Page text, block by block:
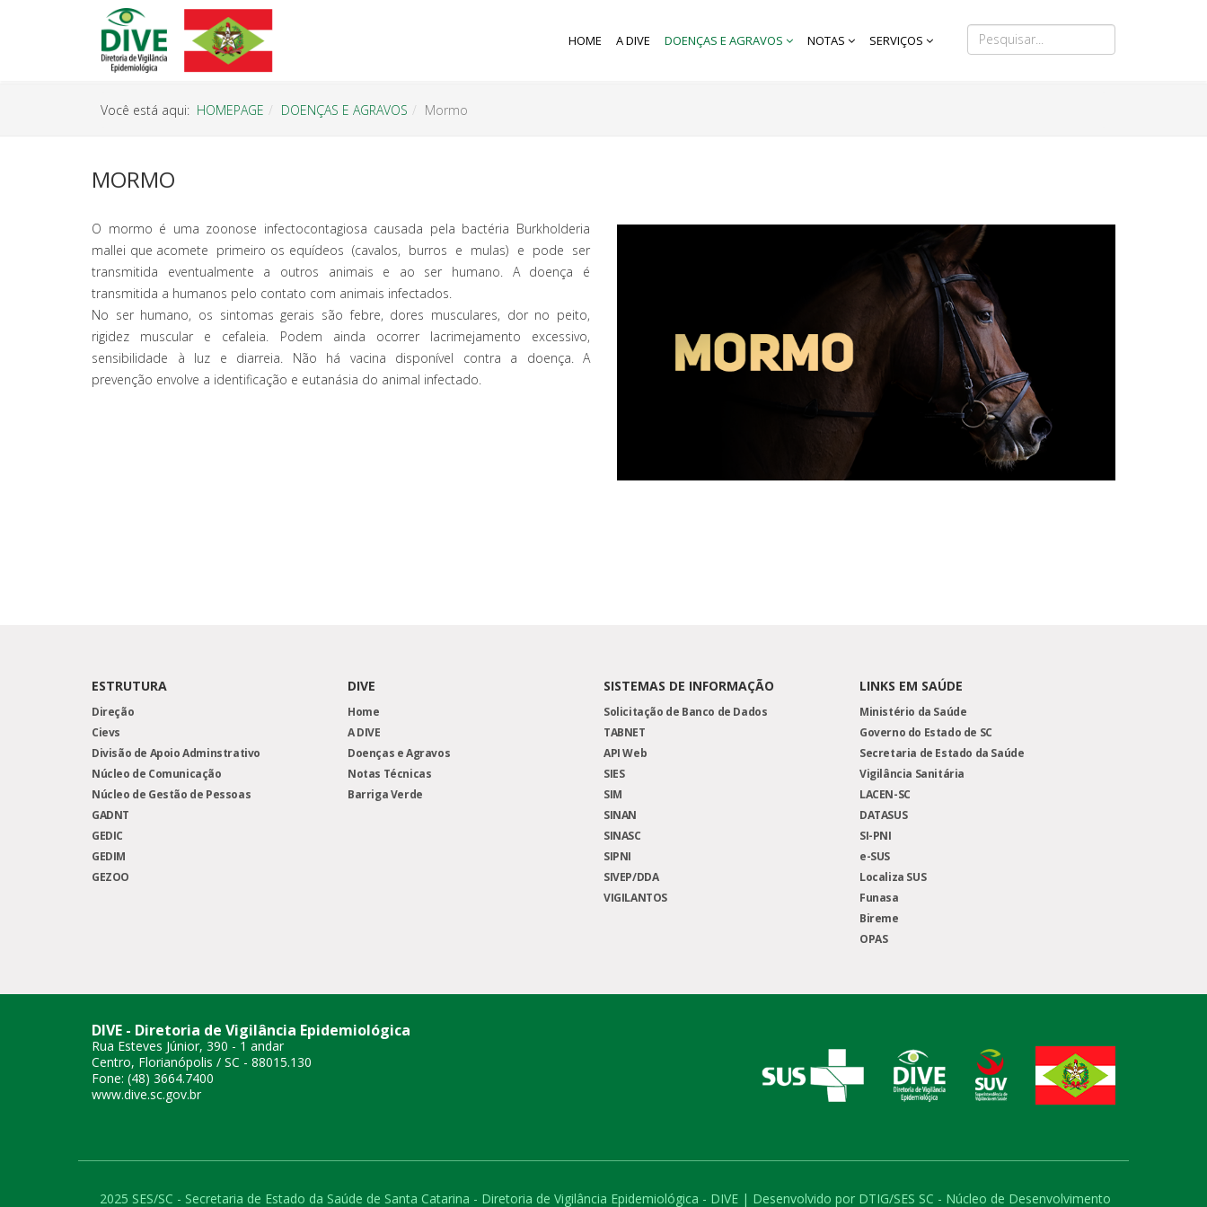
HOME A DIVE DOENÇAS E AGRAVOS NOTAS SERVIÇOS
Você está aqui: HOMEPAGE DOENÇAS E AGRAVOS Mormo
MORMO
O mormo é uma zoonose infectocontagiosa causada pela bactéria Burkholderia
mallei que acomete primeiro os equídeos (cavalos, burros e mulas) e pode ser
transmitida eventualmente a outros animais e ao ser humano. A doença é
transmitida a humanos pelo contato com animais infectados.
No ser humano, os sintomas gerais são febre, dores musculares, dor no peito,
rigidez muscular e cefaleia. Podem ainda ocorrer lacrimejamento excessivo,
sensibilidade à luz e diarreia. Não há vacina disponível contra a doença. A
prevenção envolve a identificação e eutanásia do animal infectado.
ESTRUTURA
Direção
Cievs
Divisão de Apoio Adminstrativo
Núcleo de Comunicação
Núcleo de Gestão de Pessoas
GADNT
GEDIC
GEDIM
GEZOO
DIVE
Home
A DIVE
Doenças e Agravos
Notas Técnicas
Barriga Verde
SISTEMAS DE INFORMAÇÃO
Solicitação de Banco de Dados
TABNET
API Web
SIES
SIM
SINAN
SINASC
SIPNI
SIVEP/DDA
VIGILANTOS
LINKS EM SAÚDE
Ministério da Saúde
Governo do Estado de SC
Secretaria de Estado da Saúde
Vigilância Sanitária
LACEN-SC
DATASUS
SI-PNI
e-SUS
Localiza SUS
Funasa
Bireme
OPAS
DIVE - Diretoria de Vigilância Epidemiológica
Rua Esteves Júnior, 390 - 1 andar
Centro, Florianópolis / SC - 88015.130
Fone: (48) 3664.7400
www.dive.sc.gov.br
2025 SES/SC - Secretaria de Estado da Saúde de Santa Catarina - Diretoria de Vigilância Epidemiológica - DIVE | Desenvolvido por DTIG/SES SC - Núcleo de Desenvolvimento